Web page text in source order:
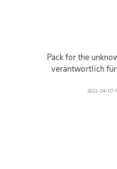
Pack for the
verantwortlich für
2022-04-07